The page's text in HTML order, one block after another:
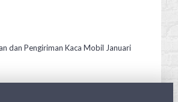
dan Pengiriman Kaca Mobil Januari